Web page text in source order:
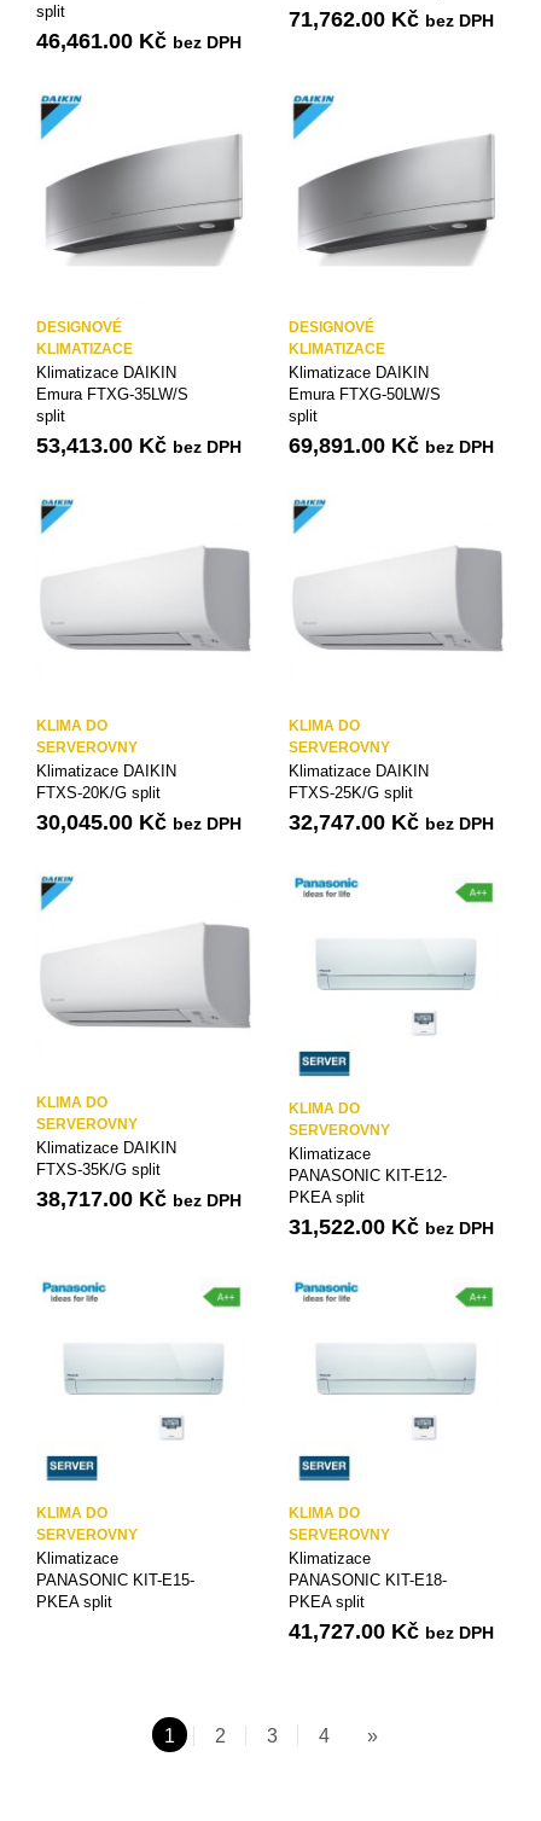
split
46,461.00 Kč bez DPH
71,762.00 Kč bez DPH
DESIGNOVÉ
KLIMATIZACE
Klimatizace DAIKIN
Emura FTXG-35LW/S
split
53,413.00 Kč bez DPH
DESIGNOVÉ
KLIMATIZACE
Klimatizace DAIKIN
Emura FTXG-50LW/S
split
69,891.00 Kč bez DPH
KLIMA DO
SERVEROVNY
Klimatizace DAIKIN
FTXS-20K/G split
30,045.00 Kč bez DPH
KLIMA DO
SERVEROVNY
Klimatizace DAIKIN
FTXS-25K/G split
32,747.00 Kč bez DPH
KLIMA DO
SERVEROVNY
Klimatizace DAIKIN
FTXS-35K/G split
38,717.00 Kč bez DPH
KLIMA DO
SERVEROVNY
Klimatizace
PANASONIC KIT-E12-
PKEA split
31,522.00 Kč bez DPH
KLIMA DO
SERVEROVNY
Klimatizace
PANASONIC KIT-E15-
PKEA split
KLIMA DO
SERVEROVNY
Klimatizace
PANASONIC KIT-E18-
PKEA split
41,727.00 Kč bez DPH
1 2 3 4 »